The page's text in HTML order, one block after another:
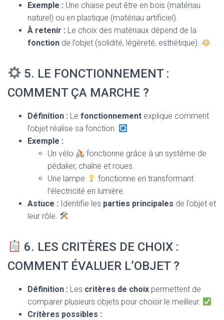
Exemple : Une chaise peut être en bois (matériau
naturel) ou en plastique (matériau artificiel).
À retenir : Le choix des matériaux dépend de la
fonction de l’objet (solidité, légèreté, esthétique).
5. LE FONCTIONNEMENT :
COMMENT ÇA MARCHE ?
Définition : Le fonctionnement explique comment
l’objet réalise sa fonction.
Exemple :
Un vélo
fonctionne grâce à un système de
pédalier, chaîne et roues.
Une lampe
fonctionne en transformant
l’électricité en lumière.
Astuce : Identifie les parties principales de l’objet et
leur rôle.
6. LES CRITÈRES DE CHOIX :
COMMENT ÉVALUER L’OBJET ?
Définition : Les critères de choix permettent de
comparer plusieurs objets pour choisir le meilleur.
Critères possibles :